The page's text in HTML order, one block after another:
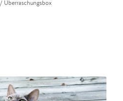
/ Überraschungsbox